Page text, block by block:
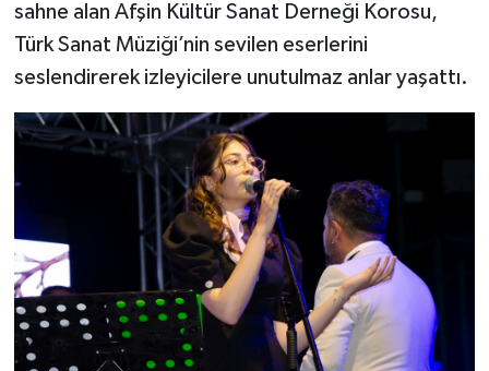
sahne alan Afşin Kültür Sanat Derneği Korosu,
Türk Sanat Müziği’nin sevilen eserlerini
seslendirerek izleyicilere unutulmaz anlar yaşattı.